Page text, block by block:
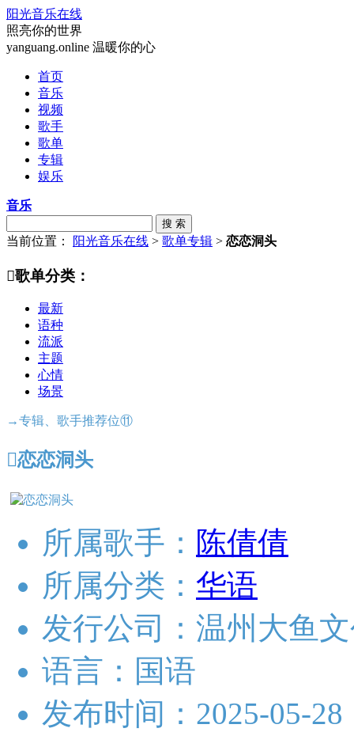
阳光音乐在线
照亮你的世界
yanguang.online 温暖你的心
首页
音乐
视频
歌手
歌单
专辑
娱乐
音乐
搜 索
当前位置： 阳光音乐在线 > 歌单专辑 > 恋恋洞头
歌单分类：
最新
语种
流派
主题
心情
场景
→专辑、歌手推荐位⑪
恋恋洞头
所属歌手： 陈倩倩
所属分类： 华语
发行公司： 温州大鱼
语言： 国语
发布时间： 2025-05-28